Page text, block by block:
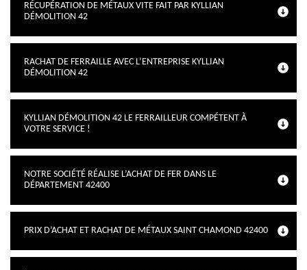
RÉCUPÉRATION DE MÉTAUX VITE FAIT PAR KYLLIAN
DÉMOLITION 42
RACHAT DE FERRAILLE AVEC L’ENTREPRISE KYLLIAN
DÉMOLITION 42
KYLLIAN DÉMOLITION 42 LE FERRAILLEUR COMPÉTENT À
VOTRE SERVICE !
NOTRE SOCIÉTÉ RÉALISE L’ACHAT DE FER DANS LE
DÉPARTEMENT 42400
PRIX D’ACHAT ET RACHAT DE MÉTAUX SAINT CHAMOND 42400